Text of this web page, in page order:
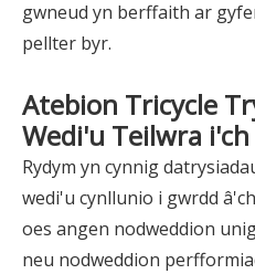
gwneud yn berffaith ar
pellter byr.
Atebion Tricycle
Wedi'u Teilwra
Rydym yn cynnig
wedi'u cynllunio i gwrdd
oes angen nodweddion
neu nodweddion